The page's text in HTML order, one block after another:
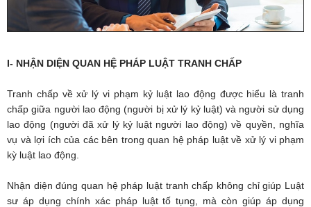
I- NHẬN DIỆN QUAN HỆ PHÁP LUẬT TRANH CHẤP
Tranh chấp về xử lý vi phạm kỷ luật lao động được hiểu là tranh
chấp giữa người lao động (người bị xử lý kỷ luật) và người sử dụng
lao động (người đã xử lý kỷ luật người lao động) về quyền, nghĩa
vụ và lợi ích của các bên trong quan hệ pháp luật về xử lý vi phạm
kỳ luật lao động.
Nhận diện đúng quan hệ pháp luật tranh chấp không chỉ giúp Luật
sư áp dụng chính xác pháp luật tố tụng, mà còn giúp áp dụng